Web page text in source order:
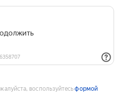
воспользуйтесьформой